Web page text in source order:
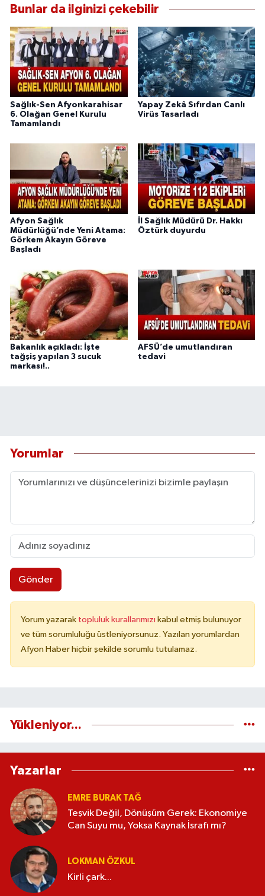
Bunlar da ilginizi çekebilir
Sağlık-Sen Afyonkarahisar
6. Olağan Genel Kurulu
Tamamlandı
Yapay Zekâ Sıfırdan Canlı
Virüs Tasarladı
Afyon Sağlık
Müdürlüğü’nde Yeni Atama:
Görkem Akayın Göreve
Başladı
İl Sağlık Müdürü Dr. Hakkı
Öztürk duyurdu
Bakanlık açıkladı: İşte
tağşiş yapılan 3 sucuk
markası!..
AFSÜ’de umutlandıran
tedavi
Yorumlar
Gönder
Yorum yazarak topluluk kurallarımızı kabul etmiş bulunuyor
ve tüm sorumluluğu üstleniyorsunuz. Yazılan yorumlardan
Afyon Haber hiçbir şekilde sorumlu tutulamaz.
Yükleniyor...
Yazarlar
EMRE BURAK TAĞ
Teşvik Değil, Dönüşüm Gerek: Ekonomiye
Can Suyu mu, Yoksa Kaynak İsrafı mı?
LOKMAN ÖZKUL
Kirli çark...